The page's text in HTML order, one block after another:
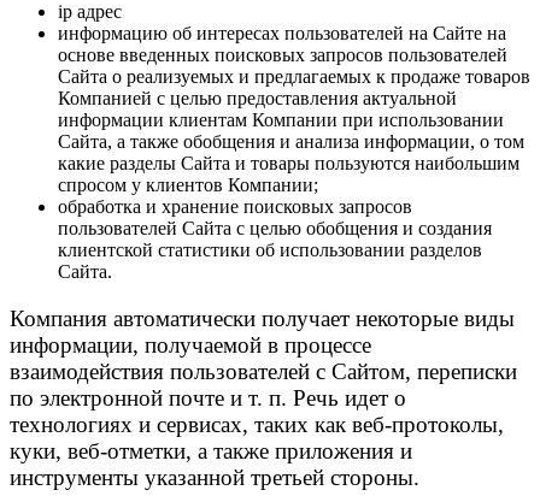
ip адрес
информацию об интересах пользователей на Сайте на
основе введенных поисковых запросов пользователей
Сайта о реализуемых и предлагаемых к продаже товаров
Компанией с целью предоставления актуальной
информации клиентам Компании при использовании
Сайта, а также обобщения и анализа информации, о том
какие разделы Сайта и товары пользуются наибольшим
спросом у клиентов Компании;
обработка и хранение поисковых запросов
пользователей Сайта с целью обобщения и создания
клиентской статистики об использовании разделов
Сайта.
Компания автоматически получает некоторые виды
информации, получаемой в процессе
взаимодействия пользователей с Cайтом, переписки
по электронной почте и т. п. Речь идет о
технологиях и сервисах, таких как веб-протоколы,
куки, веб-отметки, а также приложения и
инструменты указанной третьей стороны.